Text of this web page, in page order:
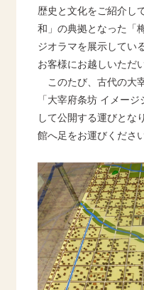
歴史と文化をご紹介し
和」の典拠となった「
ジオラマを展示してい
お客様にお越しいただ
このたび、古代の大
「大宰府条坊 イメージ
して公開する運びとな
館へ足をお運びくださ